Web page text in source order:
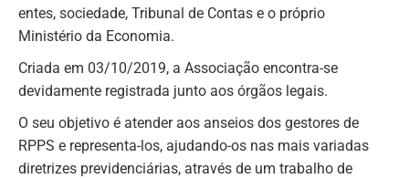
entes, sociedade, Tribunal de Contas e o próprio
Ministério da Economia.
Criada em 03/10/2019, a Associação encontra-se
devidamente registrada junto aos órgãos legais.
O seu objetivo é atender aos anseios dos gestores de
RPPS e representa-los, ajudando-os nas mais variadas
diretrizes previdenciárias, através de um trabalho de